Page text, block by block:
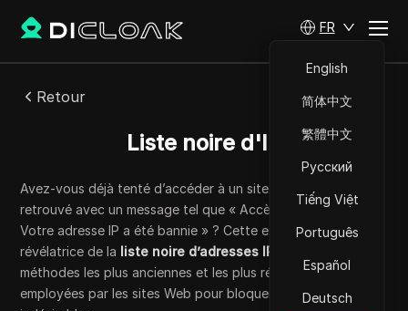
FR
English
简体中文
繁體中文
Русский
Tiếng Việt
Português
Español
Deutsch
Retour
Liste noire d'IP
Avez-vous déjà tenté d’accéder à un site Web et vous êtes
retrouvé avec un message tel que « Accès refusé » ou «
Votre adresse IP a été bannie » ? Cette expérience est
révélatrice de la liste noire d’adresses IP
méthodes les plus anciennes et les plus répandues
employées par les sites Web pour bloquer les visiteurs